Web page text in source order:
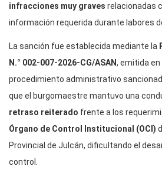
infracciones muy graves relacionadas
información requerida durante labores
La sanción fue establecida mediante la
N.° 002-007-2026-CG/ASAN, emitida en
procedimiento administrativo
que el burgomaestre mantuvo una
retraso reiterado frente a los
Órgano de Control Institucional (OCI)
Provincial de Julcán, dificultando el
control.